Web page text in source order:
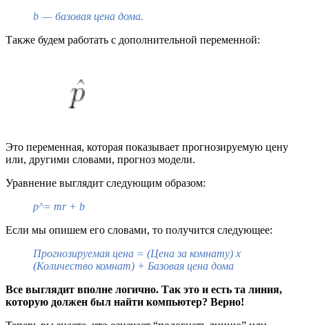
b — базовая цена дома.
Также будем работать с дополнительной переменной:
Это переменная, которая показывает прогнозируемую цену
или, другими словами, прогноз модели.
Уравнение выглядит следующим образом:
p^= mr + b
Если мы опишем его словами, то получится следующее:
Прогнозируемая цена = (Цена за комнату) х
(Количество комнат) + Базовая цена дома
Все выглядит вполне логично. Так это и есть та линия,
которую должен был найти компьютер? Верно!